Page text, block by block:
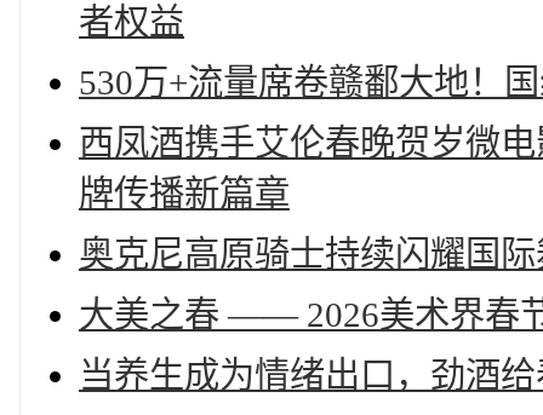
者权益
530万+流量席卷赣鄱大地！
西凤酒携手艾伦春晚贺岁微
牌传播新篇章
奥克尼高原骑士持续闪耀国
大美之春 —— 2026美术界春
当养生成为情绪出口，劲酒